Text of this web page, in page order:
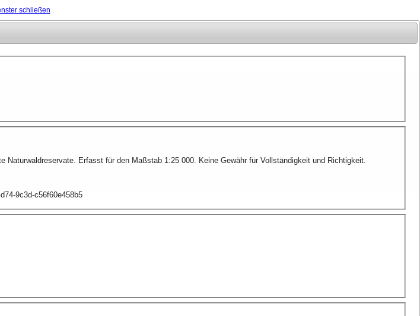
schließen
Naturwaldreservate. Erfasst für den Maßstab 1:25 000. Keine Gewähr für Vollständigkeit und Richtigkeit.
9c3d-c56f60e458b5